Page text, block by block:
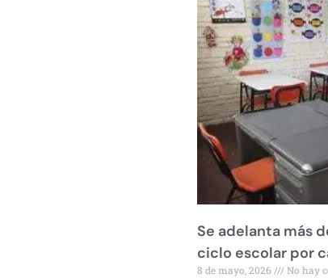
Se adelanta más
ciclo escolar por
8 de mayo, 2026 No hay